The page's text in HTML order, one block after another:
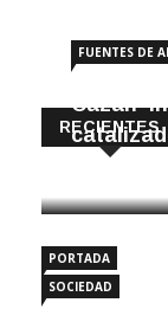
RECIENTES
FUENTES DE
Cazan
PORTADA
SOCIEDAD